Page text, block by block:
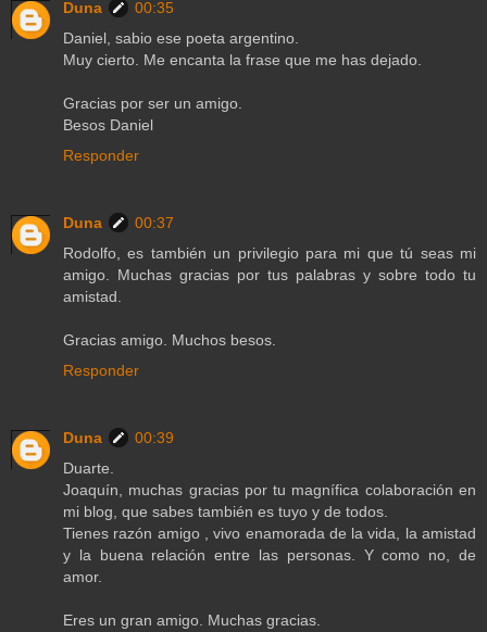
Duna
00:35
Daniel, sabio ese poeta argentino.
Muy cierto. Me encanta la frase que me has dejado.
Gracias por ser un amigo.
Besos Daniel
Responder
Duna
00:37
Rodolfo, es también un privilegio para mi que tú seas mi
amigo. Muchas gracias por tus palabras y sobre todo tu
amistad.
Gracias amigo. Muchos besos.
Responder
Duna
00:39
Duarte.
Joaquín, muchas gracias por tu magnífica colaboración en
mi blog, que sabes también es tuyo y de todos.
Tienes razón amigo , vivo enamorada de la vida, la amistad
y la buena relación entre las personas. Y como no, de
amor.
Eres un gran amigo. Muchas gracias.